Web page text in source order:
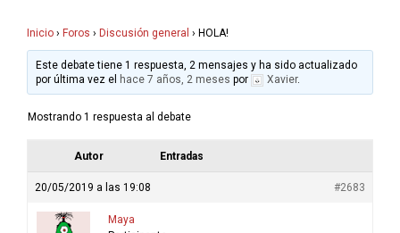
Inicio › Foros › Discusión general › HOLA!
Este debate tiene 1 respuesta, 2 mensajes y ha sido actualizado
por última vez el hace 7 años, 2 meses por Xavier.
Mostrando 1 respuesta al debate
Autor Entradas
20/05/2019 a las 19:08 #2683
Maya